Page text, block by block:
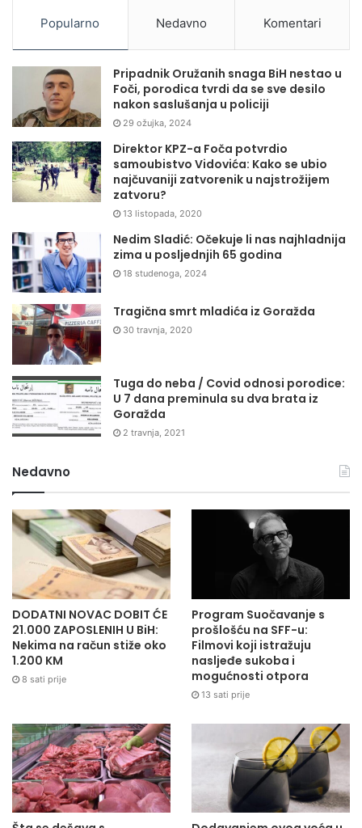
Popularno Nedavno Komentari
Pripadnik Oružanih snaga BiH nestao u
Foči, porodica tvrdi da se sve desilo
nakon saslušanja u policiji
29 ožujka, 2024
Direktor KPZ-a Foča potvrdio
samoubistvo Vidovića: Kako se ubio
najčuvaniji zatvorenik u najstrožijem
zatvoru?
13 listopada, 2020
Nedim Sladić: Očekuje li nas najhladnija
zima u posljednjih 65 godina
18 studenoga, 2024
Tragična smrt mladića iz Goražda
30 travnja, 2020
Tuga do neba / Covid odnosi porodice:
U 7 dana preminula su dva brata iz
Goražda
2 travnja, 2021
Nedavno
DODATNI NOVAC DOBIT ĆE
21.000 ZAPOSLENIH U BiH:
Nekima na račun stiže oko
1.200 KM
8 sati prije
Program Suočavanje s
prošlošću na SFF-u:
Filmovi koji istražuju
nasljeđe sukoba i
mogućnosti otpora
13 sati prije